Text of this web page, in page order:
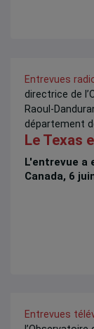
Entrevues
directrice de
Raoul-
département
Le Texas
L'entrevue a
Canada, 6
Entrevues